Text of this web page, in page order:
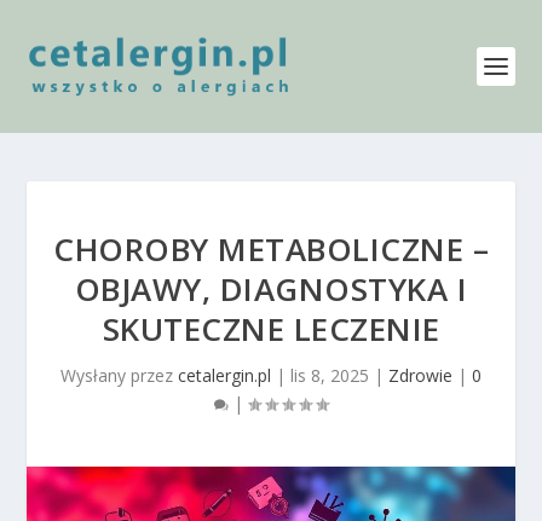
CHOROBY METABOLICZNE –
OBJAWY, DIAGNOSTYKA I
SKUTECZNE LECZENIE
Wysłany przez cetalergin.pl | lis 8, 2025 | Zdrowie | 0
|